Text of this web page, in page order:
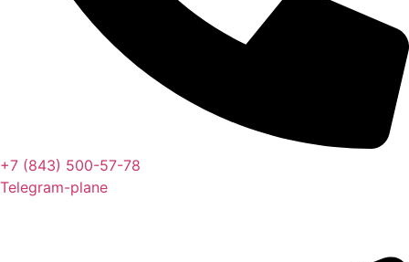
+7 (843) 500-57-78
Telegram-plane